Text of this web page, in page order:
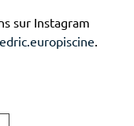
sur Instagram
.